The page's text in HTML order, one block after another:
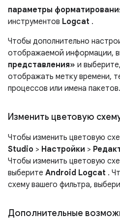
параметры
инструментов Logcat .
Чтобы дополнительно
отображаемой информации,
представления» и
отображать метку времени,
процессов или имена пакетов.
Изменить цветовую
Чтобы изменить цветовую
Studio > Настройки >
Чтобы изменить цветовую
выберите Android Logcat .
схему вашего фильтра,
Дополнительные